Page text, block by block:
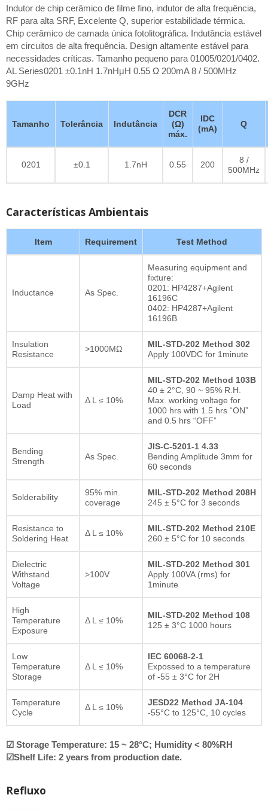
Indutor de chip cerâmico de filme fino, indutor de alta frequência,
RF para alta SRF, Excelente Q, superior estabilidade térmica.
Chip cerâmico de camada única fotolitográfica. Indutância estável
em circuitos de alta frequência. Design altamente estável para
necessidades críticas. Tamanho pequeno para 01005/0201/0402.
AL Series0201 ±0.1nH 1.7nHμH 0.55 Ω 200mA 8 / 500MHz
9GHz
Tamanho Tolerância Indutância
DCR
(Ω)
máx.
IDC
(mA)
Q
0201 ±0.1 1.7nH 0.55 200
8 /
500MHz
Características Ambientais
Item Requirement Test Method
Inductance As Spec.
Measuring equipment and
fixture:
0201: HP4287+Agilent
16196C
0402: HP4287+Agilent
16196B
Insulation
Resistance
>1000MΩ
MIL-STD-202 Method 302
Apply 100VDC for 1minute
Damp Heat with
Load
Δ L ≤ 10%
MIL-STD-202 Method 103B
40 ± 2°C, 90 ~ 95% R.H.
Max. working voltage for
1000 hrs with 1.5 hrs “ON”
and 0.5 hrs “OFF”
Bending
Strength
As Spec.
JIS-C-5201-1 4.33
Bending Amplitude 3mm for
60 seconds
Solderability
95% min.
coverage
MIL-STD-202 Method 208H
245 ± 5°C for 3 seconds
Resistance to
Soldering Heat
Δ L ≤ 10%
MIL-STD-202 Method 210E
260 ± 5°C for 10 seconds
Dielectric
Withstand
Voltage
>100V
MIL-STD-202 Method 301
Apply 100VA (rms) for
1minute
High
Temperature
Exposure
Δ L ≤ 10%
MIL-STD-202 Method 108
125 ± 3°C 1000 hours
Low
Temperature
Storage
Δ L ≤ 10%
IEC 60068-2-1
Expossed to a temperature
of -55 ± 3°C for 2H
Temperature
Cycle
Δ L ≤ 10%
JESD22 Method JA-104
-55°C to 125°C, 10 cycles
☑ Storage Temperature: 15 ~ 28°C; Humidity < 80%RH
☑Shelf Life: 2 years from production date.
Refluxo